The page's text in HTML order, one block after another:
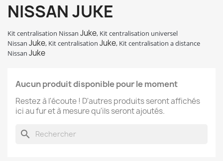
NISSAN JUKE
Kit centralisation Nissan Juke, Kit centralisation universel
Nissan Juke, Kit centralisation Juke, Kit centralisation a distance
Nissan Juke
Aucun produit disponible pour le moment
Restez à l'écoute ! D'autres produits seront affichés
ici au fur et à mesure qu'ils seront ajoutés.
search